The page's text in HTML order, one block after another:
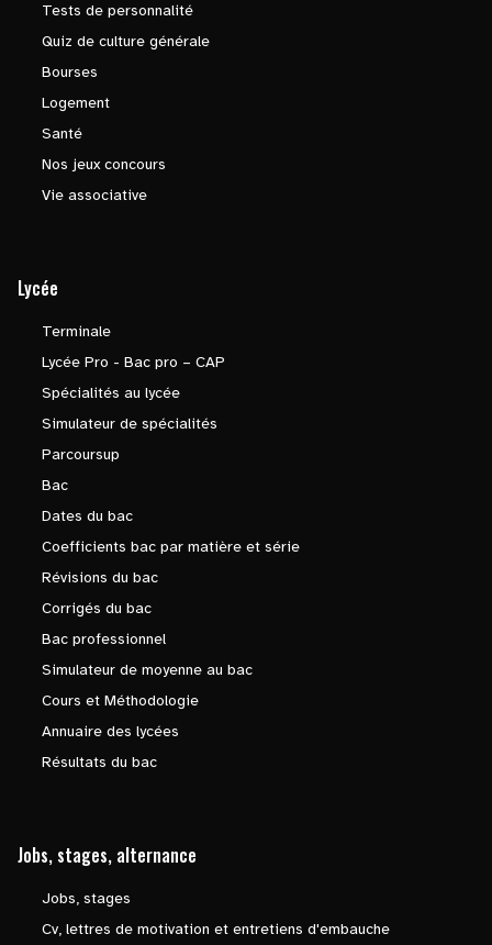
Tests de personnalité
Quiz de culture générale
Bourses
Logement
Santé
Nos jeux concours
Vie associative
Lycée
Terminale
Lycée Pro - Bac pro – CAP
Spécialités au lycée
Simulateur de spécialités
Parcoursup
Bac
Dates du bac
Coefficients bac par matière et série
Révisions du bac
Corrigés du bac
Bac professionnel
Simulateur de moyenne au bac
Cours et Méthodologie
Annuaire des lycées
Résultats du bac
Jobs, stages, alternance
Jobs, stages
Cv, lettres de motivation et entretiens d'embauche